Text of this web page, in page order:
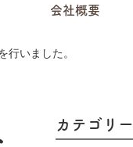
会社概要
行いました。
カテゴリー